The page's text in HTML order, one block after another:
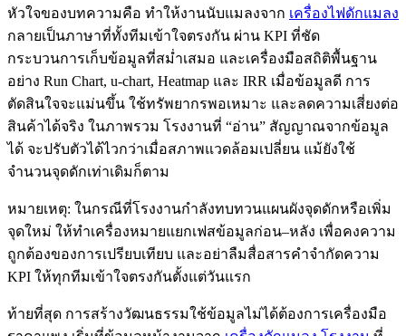
หัวใจของบทความคือ ทำให้งานนับแมลงจาก เครื่องไฟดักแมลง
กลายเป็นภาษาที่ทั้งทีมเข้าใจตรงกัน ผ่าน KPI ที่ชัด
กระบวนการเก็บข้อมูลที่สม่ำเสมอ และเครื่องมือสถิติพื้นฐาน
อย่าง Run Chart, u-chart, Heatmap และ IRR เมื่อข้อมูลดี การ
ตัดสินใจจะแม่นขึ้น ใช้ทรัพยากรพอเหมาะ และลดความเสี่ยงต่อ
สินค้าได้จริง ในภาพรวม โรงงานที่ “อ่าน” สัญญาณจากข้อมูล
ได้ จะปรับตัวได้ไวกว่าเมื่อสภาพแวดล้อมเปลี่ยน แม้ยังใช้
จำนวนจุดดักเท่าเดิมก็ตาม
หมายเหตุ: ในกรณีที่โรงงานกำลังทบทวนแผนผังจุดดักหรือเพิ่ม
จุดใหม่ ให้ทำเครื่องหมายแยกเฟสข้อมูลก่อน–หลัง เพื่อคงความ
ถูกต้องของการเปรียบเทียบ และอย่าลืมสื่อสารคำจำกัดความ
KPI ให้ทุกทีมเข้าใจตรงกันตั้งแต่วันแรก
ท้ายที่สุด การสร้างวัฒนธรรมใช้ข้อมูลไม่ได้ต้องการเครื่องมือ